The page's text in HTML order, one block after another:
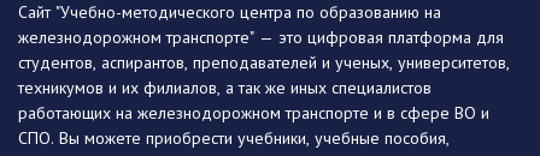
Сайт "Учебно-методического центра по образованию на
железнодорожном транспорте" — это цифровая платформа для
студентов, аспирантов, преподавателей и ученых, университетов,
техникумов и их филиалов, а так же иных специалистов
работающих на железнодорожном транспорте и в сфере ВО и
СПО. Вы можете приобрести учебники, учебные пособия,